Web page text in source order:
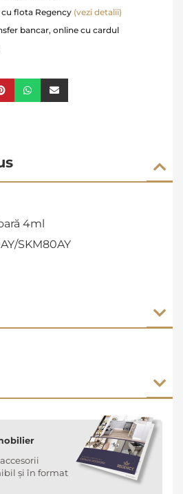
flota Regency (vezi detalii)
bancar, online cu cardul
4ml
SKM80AY
și în format